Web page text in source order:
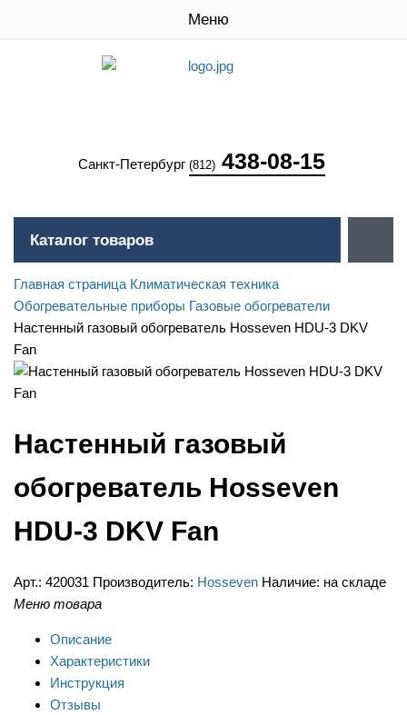
Меню
Санкт-Петербург (812) 438-08-15
Каталог товаров
Главная страница Климатическая техника
Обогревательные приборы Газовые обогреватели
Настенный газовый обогреватель Hosseven HDU-3 DKV
Fan
Настенный газовый
обогреватель Hosseven
HDU-3 DKV Fan
Арт.: 420031 Производитель: Hosseven Наличие: на складе
Меню товара
Описание
Характеристики
Инструкция
Отзывы